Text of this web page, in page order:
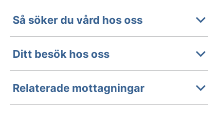
Så söker du vård hos oss
Ditt besök hos oss
Relaterade mottagningar